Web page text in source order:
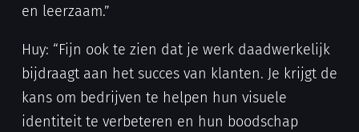
en leerzaam.”
Huy: “Fijn ook te zien dat je werk daadwerkelijk
bijdraagt aan het succes van klanten. Je krijgt de
kans om bedrijven te helpen hun visuele
identiteit te verbeteren en hun boodschap